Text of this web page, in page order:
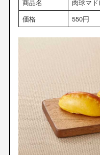
商品名
肉球マド
価格
550円